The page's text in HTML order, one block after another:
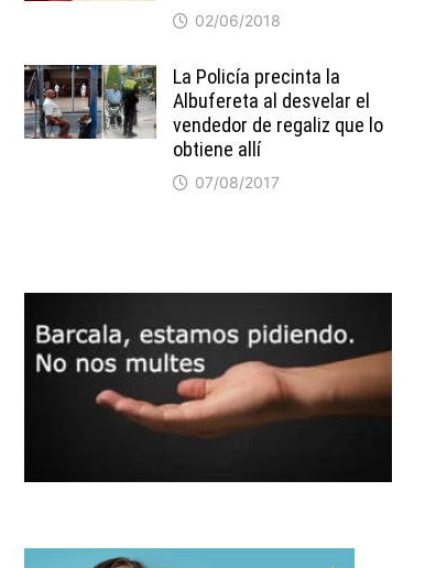
02/06/2018
La Policía precinta la
Albufereta al desvelar el
vendedor de regaliz que lo
obtiene allí
07/08/2017